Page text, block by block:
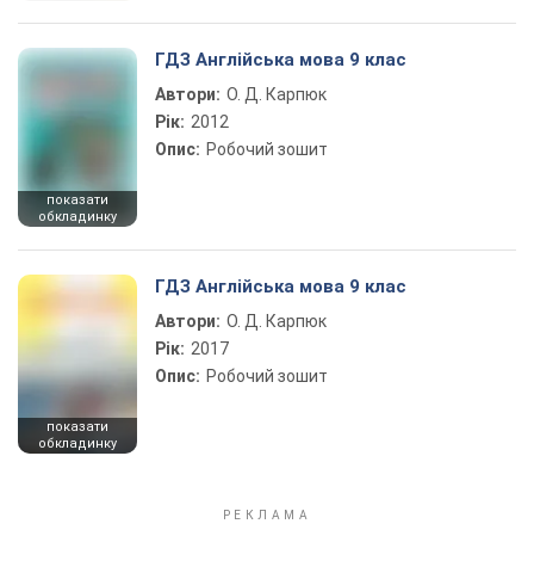
показати
обкладинку
ГДЗ Англійська мова 9 клас
Автори: О. Д. Карпюк
Рік: 2012
Опис: Робочий зошит
показати
обкладинку
ГДЗ Англійська мова 9 клас
Автори: О. Д. Карпюк
Рік: 2017
Опис: Робочий зошит